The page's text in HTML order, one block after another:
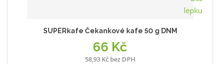
SUPERkafe Čekankové kafe 50 g DNM
66 Kč
58,93 Kč bez DPH